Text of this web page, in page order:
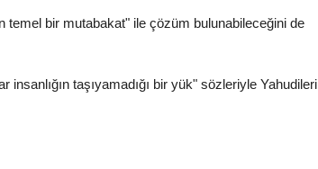
temel bir mutabakat" ile çözüm bulunabileceğini de
insanlığın taşıyamadığı bir yük" sözleriyle Yahudileri